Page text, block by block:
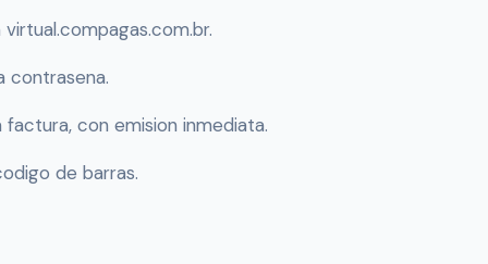
contrasena.
con emision inmediata.
de barras.